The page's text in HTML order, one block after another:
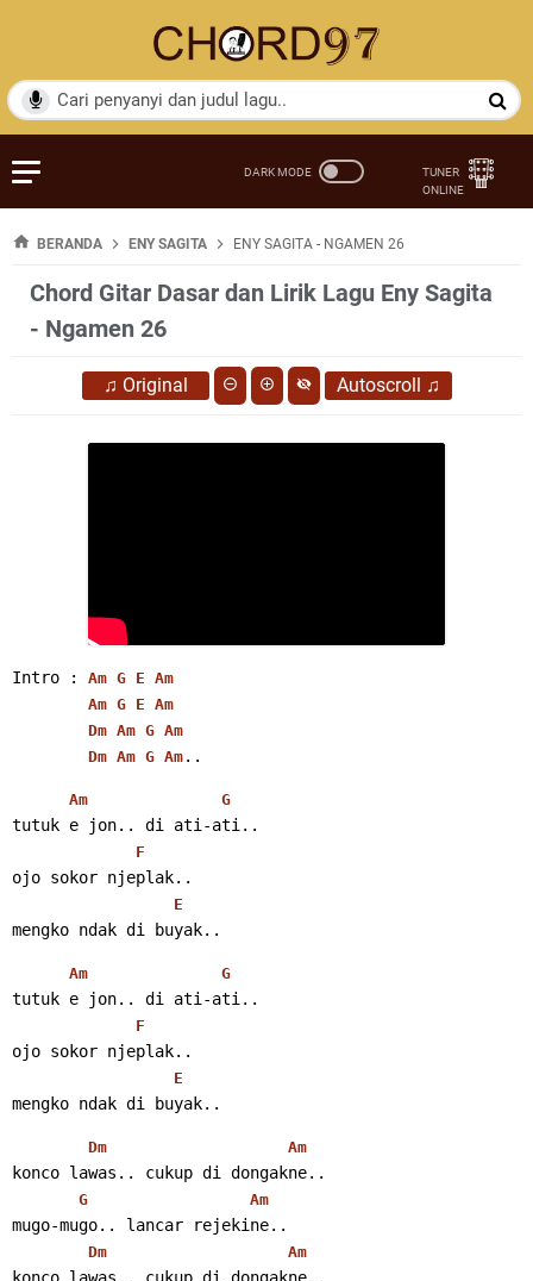
BERANDA ENY SAGITA ENY SAGITA - NGAMEN 26
Chord Gitar Dasar dan Lirik Lagu Eny Sagita
- Ngamen 26
♫ Original Autoscroll ♫
Intro : Am G E Am
Am G E Am
Dm Am G Am
Dm Am G Am ..
Am G
tutuk e jon.. di ati-ati..
F
ojo sokor njeplak..
E
mengko ndak di buyak..
Am G
tutuk e jon.. di ati-ati..
F
ojo sokor njeplak..
E
mengko ndak di buyak..
Dm Am
konco lawas.. cukup di dongakne..
G Am
mugo-mugo.. lancar rejekine..
Dm Am